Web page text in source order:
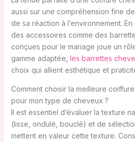
aussi sur une compréhension fine
de sa réaction à l’environnement.
des accessoires comme des
conçues pour le mariage joue un
gamme adaptée, les barrettes
choix qui allient esthétique et
Comment choisir la meilleure
pour mon type de cheveux ?
Il est essentiel d’évaluer la texture
(lisse, ondulé, bouclé) et de
mettent en valeur cette texture.